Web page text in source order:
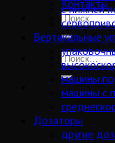
Контакты
с нижней
Вертикальные
машины
машины с
Дозаторы
другие